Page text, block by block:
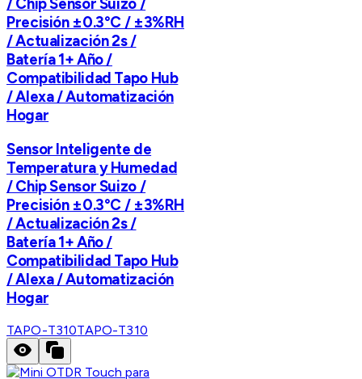
/ Chip Sensor Suizo /
Precisión ±0.3°C / ±3%RH
/ Actualización 2s /
Batería 1+ Año /
Compatibilidad Tapo Hub
/ Alexa / Automatización
Hogar
Sensor Inteligente de
Temperatura y Humedad
/ Chip Sensor Suizo /
Precisión ±0.3°C / ±3%RH
/ Actualización 2s /
Batería 1+ Año /
Compatibilidad Tapo Hub
/ Alexa / Automatización
Hogar
TAPO-T310TAPO-T310